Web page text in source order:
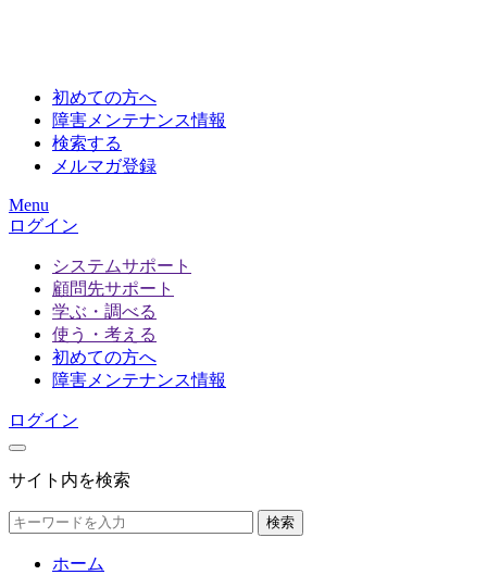
初めての方へ
障害メンテナンス情報
検索する
メルマガ登録
Menu
ログイン
システムサポート
顧問先サポート
学ぶ・調べる
使う・考える
初めての方へ
障害メンテナンス情報
ログイン
サイト内を検索
検索
ホーム